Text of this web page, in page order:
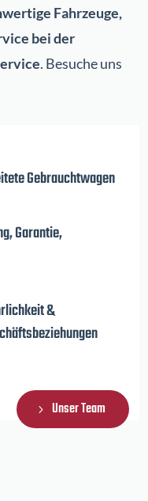
Fahrzeuge,
bei der
. Besuche uns
Gebrauchtwagen
Garantie,
&
Unser Team